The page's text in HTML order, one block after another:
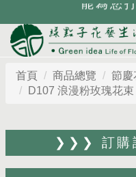
首頁 商品總覽 節慶
D107 浪漫粉玫瑰花束
❯❯❯ 訂購